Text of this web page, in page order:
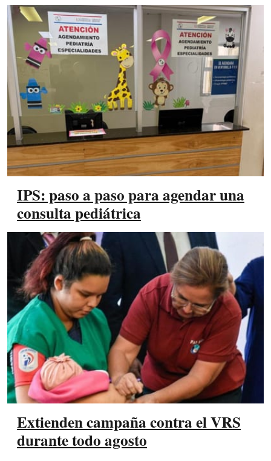
IPS: paso a paso para agendar una
consulta pediátrica
Extienden campaña contra el VRS
durante todo agosto